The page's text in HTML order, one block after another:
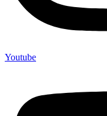
Youtube